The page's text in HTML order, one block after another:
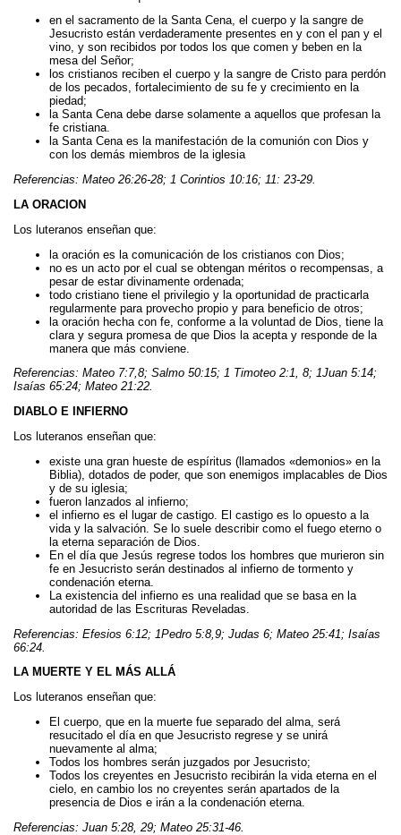
en el sacramento de la Santa Cena, el cuerpo y la sangre de
Jesucristo están verdaderamente presentes en y con el pan y el
vino, y son recibidos por todos los que comen y beben en la
mesa del Señor;
los cristianos reciben el cuerpo y la sangre de Cristo para perdón
de los pecados, fortalecimiento de su fe y crecimiento en la
piedad;
la Santa Cena debe darse solamente a aquellos que profesan la
fe cristiana.
la Santa Cena es la manifestación de la comunión con Dios y
con los demás miembros de la iglesia
Referencias: Mateo 26:26-28; 1 Corintios 10:16; 11: 23-29.
LA ORACION
Los luteranos enseñan que:
la oración es la comunicación de los cristianos con Dios;
no es un acto por el cual se obtengan méritos o recompensas, a
pesar de estar divinamente ordenada;
todo cristiano tiene el privilegio y la oportunidad de practicarla
regularmente para provecho propio y para beneficio de otros;
la oración hecha con fe, conforme a la voluntad de Dios, tiene la
clara y segura promesa de que Dios la acepta y responde de la
manera que más conviene.
Referencias: Mateo 7:7,8; Salmo 50:15; 1 Timoteo 2:1, 8; 1Juan 5:14;
Isaías 65:24; Mateo 21:22.
DIABLO E INFIERNO
Los luteranos enseñan que:
existe una gran hueste de espíritus (llamados «demonios» en la
Biblia), dotados de poder, que son enemigos implacables de Dios
y de su iglesia;
fueron lanzados al infierno;
el infierno es el lugar de castigo. El castigo es lo opuesto a la
vida y la salvación. Se lo suele describir como el fuego eterno o
la eterna separación de Dios.
En el día que Jesús regrese todos los hombres que murieron sin
fe en Jesucristo serán destinados al infierno de tormento y
condenación eterna.
La existencia del infierno es una realidad que se basa en la
autoridad de las Escrituras Reveladas.
Referencias: Efesios 6:12; 1Pedro 5:8,9; Judas 6; Mateo 25:41; Isaías
66:24.
LA MUERTE Y EL MÁS ALLÁ
Los luteranos enseñan que:
El cuerpo, que en la muerte fue separado del alma, será
resucitado el día en que Jesucristo regrese y se unirá
nuevamente al alma;
Todos los hombres serán juzgados por Jesucristo;
Todos los creyentes en Jesucristo recibirán la vida eterna en el
cielo, en cambio los no creyentes serán apartados de la
presencia de Dios e irán a la condenación eterna.
Referencias: Juan 5:28, 29; Mateo 25:31-46.